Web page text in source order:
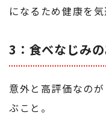
になるため健康を
3：食べなじみ
意外と高評価なの
ぶこと。